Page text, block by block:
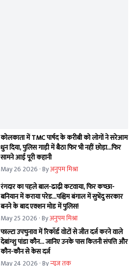
कोलकाता में TMC पार्षद के करीबी को लोगों ने सरेआम
धुन दिया, पुलिस गाड़ी में बैठा फिर भी नहीं छोड़ा...फिर
सामने आई पूरी कहानी
May 26 2026 · Byअनुपम मिश्रा
रंगदार का पहले बाल-ढाढ़ी कटवाया, फिर कच्छा-
बनियान में कराया परेड...पश्चिम बंगाल में सुभेंदु सरकार
बनने के बाद एक्शन मोड में पुलिस!
May 25 2026 · Byअनुपम मिश्रा
फाल्टा उपचुनाव में रिकॉर्ड वोटों से जीत दर्ज करने वाले
देबांग्शु पांडा कौन… जानिए उनके पास कितनी संपत्ति और
कौन-कौन से केस दर्ज
May 24 2026 · Byन्यूज तक